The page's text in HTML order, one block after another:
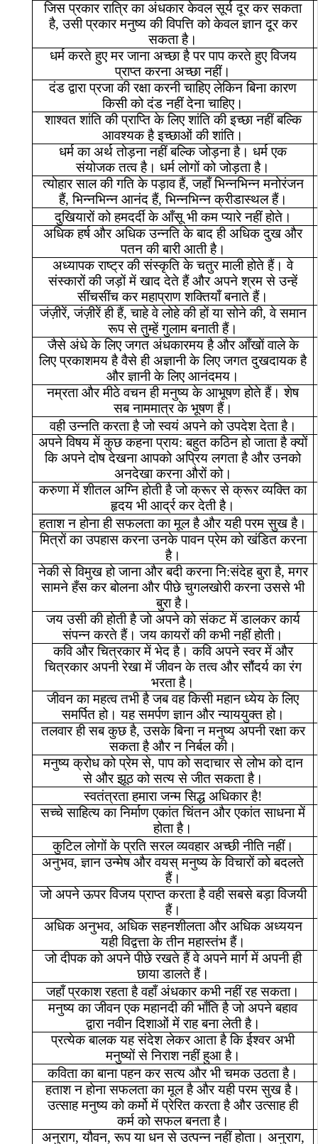
जिस प्रकार रात्रि का अंधकार केवल सूर्य दूर कर सकता
है,उसी प्रकार मनुष्य की विपत्ति को केवल ज्ञान दूर कर
सकता है।
धर्म करते हुए मर जाना अच्छा है पर पाप करते हुए विजय
प्राप्त करना अच्छा नहीं।
दंड द्वारा प्रजा की रक्षा करनी चाहिए लेकिन बिना कारण
किसी को दंड नहीं देना चाहिए।
शाश्वत शांति की प्राप्ति के लिए शांति की इच्छा नहीं बल्कि
आवश्यक है इच्छाओं की शांति।
धर्म का अर्थ तोड़ना नहीं बल्कि जोड़ना है। धर्म एक
संयोजक तत्व है। धर्म लोगों को जोड़ता है।
त्योहार साल की गति के पड़ाव हैं,जहाँ भिन्नभिन्न मनोरंजन
हैं,भिन्नभिन्न आनंद हैं,भिन्नभिन्न क्रीडास्थल हैं।
दुखियारों को हमदर्दी के आँसू भी कम प्यारे नहीं होते।
अधिक हर्ष और अधिक उन्नति के बाद ही अधिक दुख और
पतन की बारी आती है।
अध्यापक राष्ट्र की संस्कृति के चतुर माली होते हैं। वे
संस्कारों की जड़ों में खाद देते हैं और अपने श्रम से उन्हें
सींचसींच कर महाप्राण शक्तियाँ बनाते हैं।
जंज़ीरें,जंज़ीरें ही हैं,चाहे वे लोहे की हों या सोने की,वे समान
रूप से तुम्हें गुलाम बनाती हैं।
जैसे अंधे के लिए जगत अंधकारमय है और आँखों वाले के
लिए प्रकाशमय है वैसे ही अज्ञानी के लिए जगत दुखदायक है
और ज्ञानी के लिए आनंदमय।
नम्रता और मीठे वचन ही मनुष्य के आभूषण होते हैं। शेष
सब नाममात्र के भूषण हैं।
वही उन्नति करता है जो स्वयं अपने को उपदेश देता है।
अपने विषय में कुछ कहना प्राय:बहुत कठिन हो जाता है क्यों
कि अपने दोष देखना आपको अप्रिय लगता है और उनको
अनदेखा करना औरों को।
करुणा में शीतल अग्नि होती है जो क्रूर से क्रूर व्यक्ति का
हृदय भी आर्द्र कर देती है।
हताश न होना ही सफलता का मूल है और यही परम सुख है।
मित्रों का उपहास करना उनके पावन प्रेम को खंडित करना
है।
नेकी से विमुख हो जाना और बदी करना नि:संदेह बुरा है,मगर
सामने हँस कर बोलना और पीछे चुगलखोरी करना उससे भी
बुरा है।
जय उसी की होती है जो अपने को संकट में डालकर कार्य
संपन्न करते हैं। जय कायरों की कभी नहीं होती।
कवि और चित्रकार में भेद है। कवि अपने स्वर में और
चित्रकार अपनी रेखा में जीवन के तत्व और सौंदर्य का रंग
भरता है।
जीवन का महत्व तभी है जब वह किसी महान ध्येय के लिए
समर्पित हो। यह समर्पण ज्ञान और न्याययुक्त हो।
तलवार ही सब कुछ है,उसके बिना न मनुष्य अपनी रक्षा कर
सकता है और न निर्बल की।
मनुष्य क्रोध को प्रेम से,पाप को सदाचार से लोभ को दान
से और झूठ को सत्य से जीत सकता है।
स्वतंत्रता हमारा जन्म सिद्ध अधिकार है!
सच्चे साहित्य का निर्माण एकांत चिंतन और एकांत साधना में
होता है।
कुटिल लोगों के प्रति सरल व्यवहार अच्छी नीति नहीं।
अनुभव,ज्ञान उन्मेष और वयस् मनुष्य के विचारों को बदलते
हैं।
जो अपने ऊपर विजय प्राप्त करता है वही सबसे बड़ा विजयी
हैं।
अधिक अनुभव, अधिक सहनशीलता और अधिक अध्ययन
यही विद्वत्ता के तीन महास्तंभ हैं।
जो दीपक को अपने पीछे रखते हैं वे अपने मार्ग में अपनी ही
छाया डालते हैं।
जहाँ प्रकाश रहता है वहाँ अंधकार कभी नहीं रह सकता।
मनुष्य का जीवन एक महानदी की भाँति है जो अपने बहाव
द्वारा नवीन दिशाओं में राह बना लेती है।
प्रत्येक बालक यह संदेश लेकर आता है कि ईश्वर अभी
मनुष्यों से निराश नहीं हुआ है।
कविता का बाना पहन कर सत्य और भी चमक उठता है।
हताश न होना सफलता का मूल है और यही परम सुख है।
उत्साह मनुष्य को कर्मो में प्रेरित करता है और उत्साह ही
कर्म को सफल बनता है।
अनुराग,यौवन,रूप या धन से उत्पन्न नहीं होता। अनुराग,